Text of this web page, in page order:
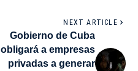
NEXT ARTICLE
Gobierno de Cuba
obligará a empresas
privadas a generar